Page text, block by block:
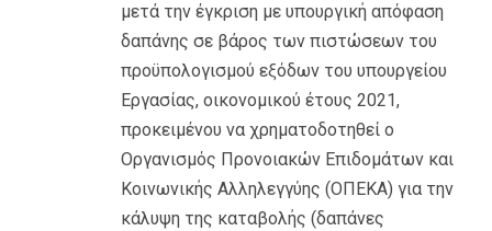
μετά την έγκριση με υπουργική απόφαση
δαπάνης σε βάρος των πιστώσεων του
προϋπολογισμού εξόδων του υπουργείου
Εργασίας, οικονομικού έτους 2021,
προκειμένου να χρηματοδοτηθεί ο
Οργανισμός Προνοιακών Επιδομάτων και
Κοινωνικής Αλληλεγγύης (ΟΠΕΚΑ) για την
κάλυψη της καταβολής (δαπάνες